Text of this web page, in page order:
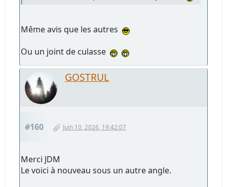
Même avis que les autres
Ou un joint de culasse
GOSTRUL
#160 Juin 10, 2026, 19:42:07
Merci JDM
Le voici à nouveau sous un autre angle.